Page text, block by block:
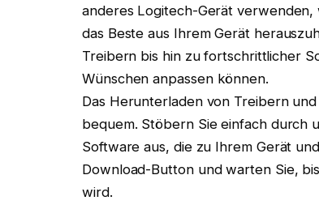
anderes Logitech-Gerät
das Beste aus Ihrem Gerät
Treibern bis hin zu fortschrittlicher
Wünschen anpassen können.
Das Herunterladen von Treibern
bequem. Stöbern Sie einfach durch
Software aus, die zu Ihrem Gerät
Download-Button und warten Sie,
wird.